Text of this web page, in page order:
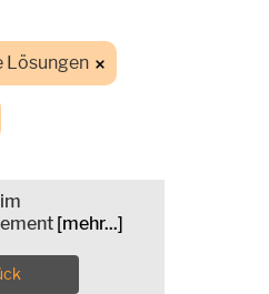
Lösungen
[mehr...]